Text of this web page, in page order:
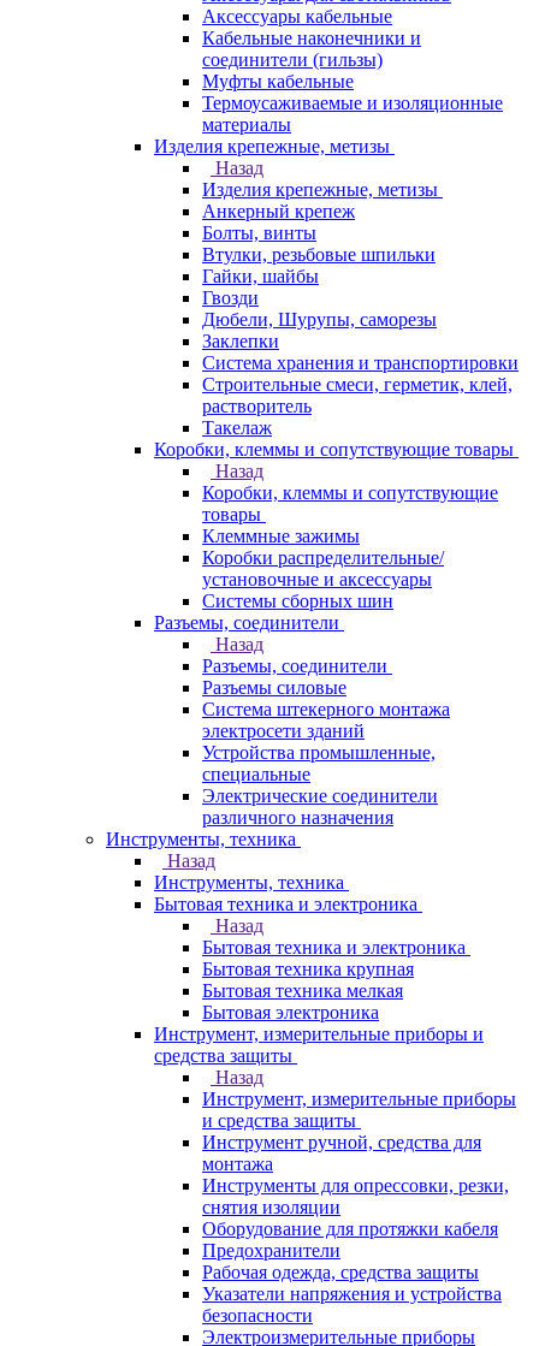
Аксессуары кабельные
Кабельные наконечники и
соединители (гильзы)
Муфты кабельные
Термоусаживаемые и изоляционные
материалы
Изделия крепежные, метизы
Назад
Изделия крепежные, метизы
Анкерный крепеж
Болты, винты
Втулки, резьбовые шпильки
Гайки, шайбы
Гвозди
Дюбели, Шурупы, саморезы
Заклепки
Система хранения и транспортировки
Строительные смеси, герметик, клей,
растворитель
Такелаж
Коробки, клеммы и сопутствующие товары
Назад
Коробки, клеммы и сопутствующие
товары
Клеммные зажимы
Коробки распределительные/
установочные и аксессуары
Системы сборных шин
Разъемы, соединители
Назад
Разъемы, соединители
Разъемы силовые
Система штекерного монтажа
электросети зданий
Устройства промышленные,
специальные
Электрические соединители
различного назначения
Инструменты, техника
Назад
Инструменты, техника
Бытовая техника и электроника
Назад
Бытовая техника и электроника
Бытовая техника крупная
Бытовая техника мелкая
Бытовая электроника
Инструмент, измерительные приборы и
средства защиты
Назад
Инструмент, измерительные приборы
и средства защиты
Инструмент ручной, средства для
монтажа
Инструменты для опрессовки, резки,
снятия изоляции
Оборудование для протяжки кабеля
Предохранители
Рабочая одежда, средства защиты
Указатели напряжения и устройства
безопасности
Электроизмерительные приборы